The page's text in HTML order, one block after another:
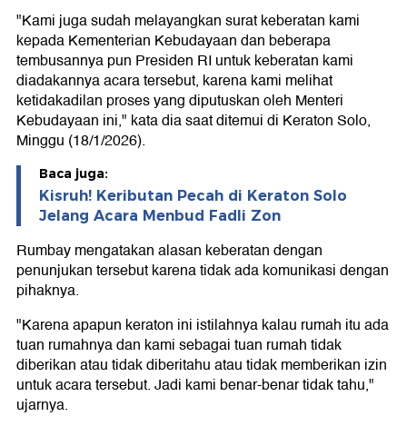
"Kami juga sudah melayangkan surat keberatan kami
kepada Kementerian Kebudayaan dan beberapa
tembusannya pun Presiden RI untuk keberatan kami
diadakannya acara tersebut, karena kami melihat
ketidakadilan proses yang diputuskan oleh Menteri
Kebudayaan ini," kata dia saat ditemui di Keraton Solo,
Minggu (18/1/2026).
Baca juga:
Kisruh! Keributan Pecah di Keraton Solo
Jelang Acara Menbud Fadli Zon
Rumbay mengatakan alasan keberatan dengan
penunjukan tersebut karena tidak ada komunikasi dengan
pihaknya.
"Karena apapun keraton ini istilahnya kalau rumah itu ada
tuan rumahnya dan kami sebagai tuan rumah tidak
diberikan atau tidak diberitahu atau tidak memberikan izin
untuk acara tersebut. Jadi kami benar-benar tidak tahu,"
ujarnya.